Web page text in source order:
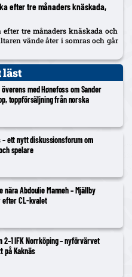
efter tre månaders knäskada,
tre månaders knäskada och
vände åter i somras och går
läst
med Hønefoss om Sander
toppförsäljning från norska
ett nytt diskussionsforum om
spelare
nära Abdoulie Manneh – Mjällby
CL-kvalet
2–1 IFK Norrköping – nyförvärvet
på Kaknäs